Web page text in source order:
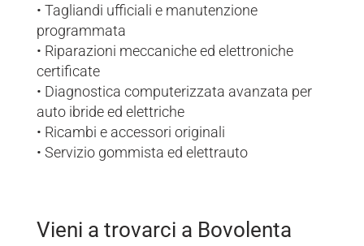
• Tagliandi ufficiali e manutenzione
programmata
• Riparazioni meccaniche ed elettroniche
certificate
• Diagnostica computerizzata avanzata per
auto ibride ed elettriche
• Ricambi e accessori originali
• Servizio gommista ed elettrauto
Vieni a trovarci a Bovolenta